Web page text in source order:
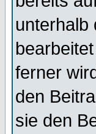
unterhalb
ferner
den
sie den